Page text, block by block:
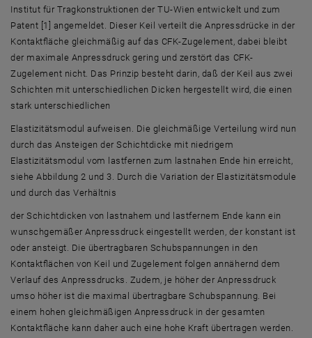
Institut für Tragkonstruktionen der TU-Wien entwickelt und zum
Patent [1] angemeldet. Dieser Keil verteilt die Anpressdrücke in der
Kontaktfläche gleichmäßig auf das CFK-Zugelement, dabei bleibt
der maximale Anpressdruck gering und zerstört das CFK-
Zugelement nicht. Das Prinzip besteht darin, daß der Keil aus zwei
Schichten mit unterschiedlichen Dicken hergestellt wird, die einen
stark unterschiedlichen
Elastizitätsmodul aufweisen. Die gleichmäßige Verteilung wird nun
durch das Ansteigen der Schichtdicke mit niedrigem
Elastizitätsmodul vom lastfernen zum lastnahen Ende hin erreicht,
siehe Abbildung 2 und 3. Durch die Variation der Elastizitätsmodule
und durch das Verhältnis
der Schichtdicken von lastnahem und lastfernem Ende kann ein
wunschgemäßer Anpressdruck eingestellt werden, der konstant ist
oder ansteigt. Die übertragbaren Schubspannungen in den
Kontaktflächen von Keil und Zugelement folgen annähernd dem
Verlauf des Anpressdrucks. Zudem, je höher der Anpressdruck
umso höher ist die maximal übertragbare Schubspannung. Bei
einem hohen gleichmäßigen Anpressdruck in der gesamten
Kontaktfläche kann daher auch eine hohe Kraft übertragen werden.